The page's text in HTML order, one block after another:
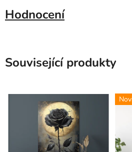
Hodnocení
Související produkty